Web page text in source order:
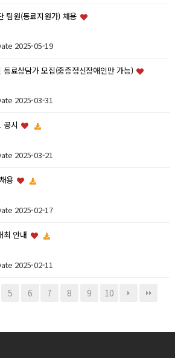
팀원(동료지원가) 채용
2025-05-19
동료상담가 모집(중증정신장애인만 가능)
2025-03-31
공시
2025-03-21
용
2025-02-17
최 안내
2025-02-11
5 6 7 8 9 10